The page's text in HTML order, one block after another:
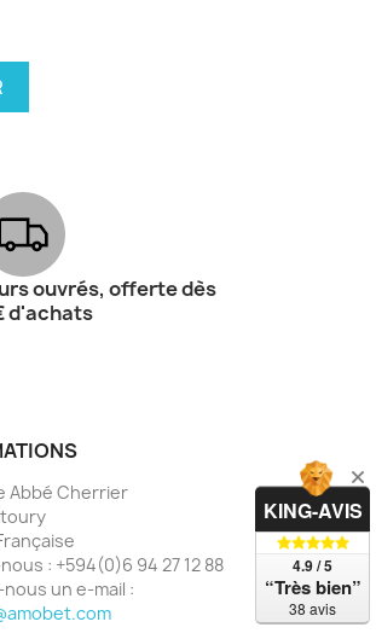
ouvrés, offerte dès
d'achats
Abbé Cherrier
: +594(0)6 94 27 12 88
un e-mail :
KING-AVIS
4.9 / 5
“Très bien”
38 avis